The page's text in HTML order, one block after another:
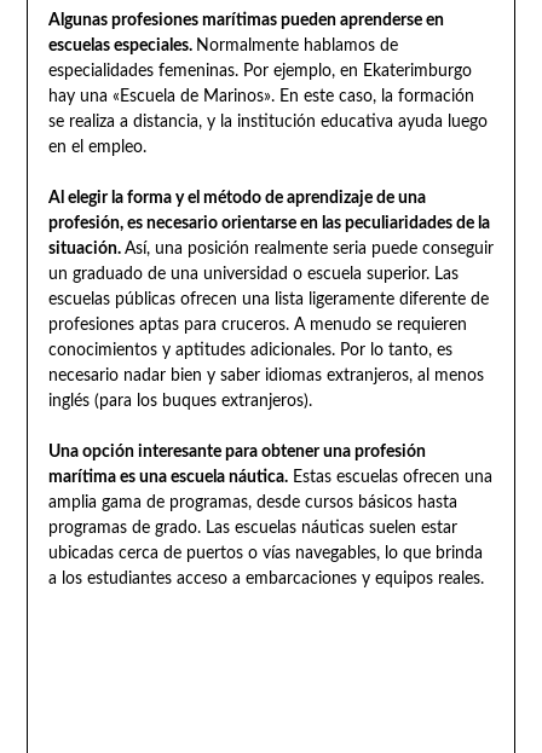
Algunas profesiones marítimas pueden aprenderse en
escuelas especiales. Normalmente hablamos de
especialidades femeninas. Por ejemplo, en Ekaterimburgo
hay una «Escuela de Marinos». En este caso, la formación
se realiza a distancia, y la institución educativa ayuda luego
en el empleo.
Al elegir la forma y el método de aprendizaje de una
profesión, es necesario orientarse en las peculiaridades de la
situación. Así, una posición realmente seria puede conseguir
un graduado de una universidad o escuela superior. Las
escuelas públicas ofrecen una lista ligeramente diferente de
profesiones aptas para cruceros. A menudo se requieren
conocimientos y aptitudes adicionales. Por lo tanto, es
necesario nadar bien y saber idiomas extranjeros, al menos
inglés (para los buques extranjeros).
Una opción interesante para obtener una profesión
marítima es una escuela náutica.Estas escuelas ofrecen una
amplia gama de programas, desde cursos básicos hasta
programas de grado. Las escuelas náuticas suelen estar
ubicadas cerca de puertos o vías navegables, lo que brinda
a los estudiantes acceso a embarcaciones y equipos reales.